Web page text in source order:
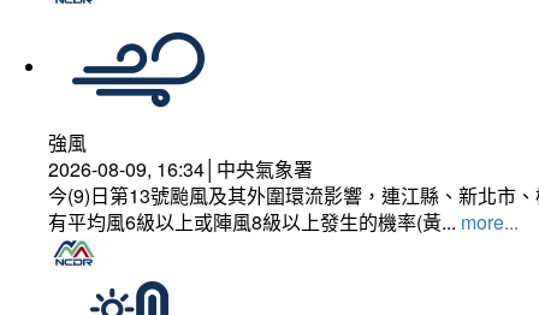
強風
2026-08-09, 16:34│中央氣象署
今(9)日第13號颱風及其外圍環流影響，連江縣、新北市
有平均風6級以上或陣風8級以上發生的機率(黃... more...